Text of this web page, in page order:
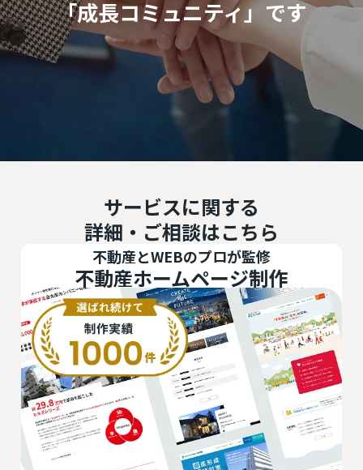
「成長コミュニティ」です
サービスに関する
詳細・ご相談はこちら
不動産とWEBのプロが監修
不動産ホームページ制作